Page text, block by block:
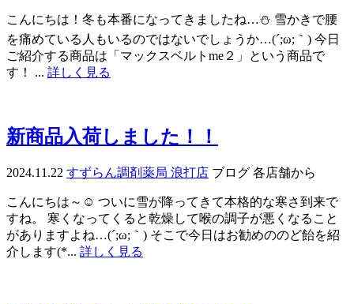
こんにちは！冬も本番になってきましたね…⛄ 雪かきで腰
を痛めている人もいるのではないでしょうか…(´;ω;｀) 今日
ご紹介する商品は「マックスベルトme２」という商品で
す！ ... 詳しく見る
新商品入荷しました！！
2024.11.22 すずらん調剤薬局 浪打店 ブログ 各店舗から
こんにちは～☺ ついに雪が降ってきて本格的な寒さ到来で
すね。 寒くなってくると乾燥して喉の調子が悪くなること
がありますよね…(´;ω;｀) そこで今日はお勧めののど飴を紹
介します(*... 詳しく見る